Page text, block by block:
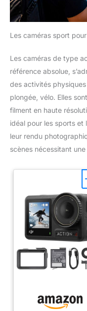
Les caméras sport
Les caméras de type
référence absolue,
des activités physiques
plongée, vélo. Elles
filment en haute
idéal pour les sports et
leur rendu
scènes nécessitant